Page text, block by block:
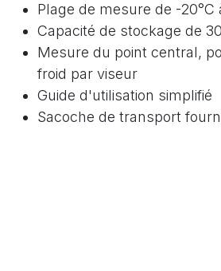
Plage de mesure de -20°C
Capacité de stockage de
Mesure du point central,
froid par viseur
Guide d'utilisation simplifié
Sacoche de transport